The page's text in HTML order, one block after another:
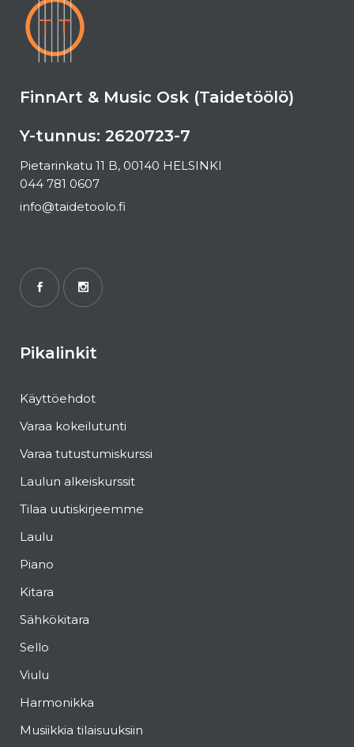
FinnArt & Music Osk (Taidetöölö)
Y-tunnus: 2620723-7
Pietarinkatu 11 B, 00140 HELSINKI
044 781 0607
info@taidetoolo.fi
Pikalinkit
Käyttöehdot
Varaa kokeilutunti
Varaa tutustumiskurssi
Laulun alkeiskurssit
Tilaa uutiskirjeemme
Laulu
Piano
Kitara
Sähkökitara
Sello
Viulu
Harmonikka
Musiikkia tilaisuuksiin